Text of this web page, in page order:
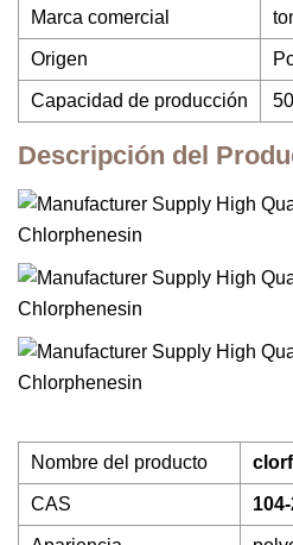
Marca comercial
Origen
Capacidad de producción
Descripción del
Nombre del producto
CAS